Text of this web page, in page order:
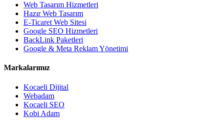
Web Tasarım Hizmetleri
Hazır Web Tasarım
E-Ticaret Web Sitesi
Google SEO Hizmetleri
BackLink Paketleri
Google & Meta Reklam Yönetimi
Markalarımız
Kocaeli Dijital
Webadam
Kocaeli SEO
Kobi Adam